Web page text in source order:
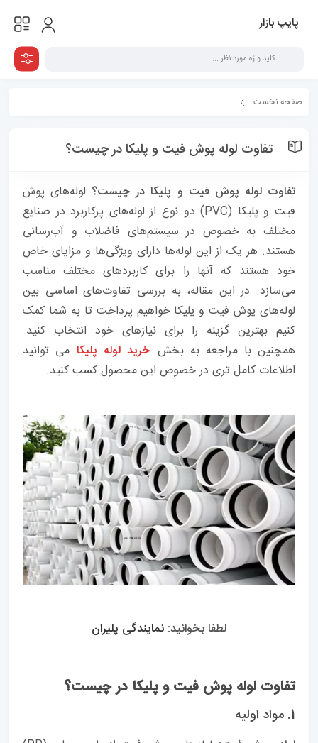
پایپ بازار
صفحه نخست
تفاوت لوله پوش فیت و پلیکا در چیست؟
تفاوت لوله پوش فیت و پلیکا در چیست؟
تفاوت لوله پوش فیت و پلیکا در چیست؟ لوله‌های پوش
فیت و پلیکا (PVC) دو نوع از لوله‌های پرکاربرد در صنایع
مختلف به خصوص در سیستم‌های فاضلاب و آب‌رسانی
هستند. هر یک از این لوله‌ها دارای ویژگی‌ها و مزایای خاص
خود هستند که آنها را برای کاربردهای مختلف مناسب
می‌سازد. در این مقاله، به بررسی تفاوت‌های اساسی بین
لوله‌های پوش فیت و پلیکا خواهیم پرداخت تا به شما کمک
کنیم بهترین گزینه را برای نیازهای خود انتخاب کنید.
همچنین با مراجعه به بخش خرید لوله پلیکا می توانید
اطلاعات کامل تری در خصوص این محصول کسب کنید.
لطفا بخوانید: نمایندگی پلیران
تفاوت لوله پوش فیت و پلیکا در چیست؟
1. مواد اولیه